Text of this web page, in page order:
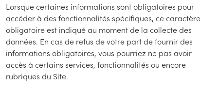
Lorsque certaines informations sont obligatoires pour
accéder à des fonctionnalités spécifiques, ce caractère
obligatoire est indiqué au moment de la collecte des
données. En cas de refus de votre part de fournir des
informations obligatoires, vous pourriez ne pas avoir
accès à certains services, fonctionnalités ou encore
rubriques du Site.